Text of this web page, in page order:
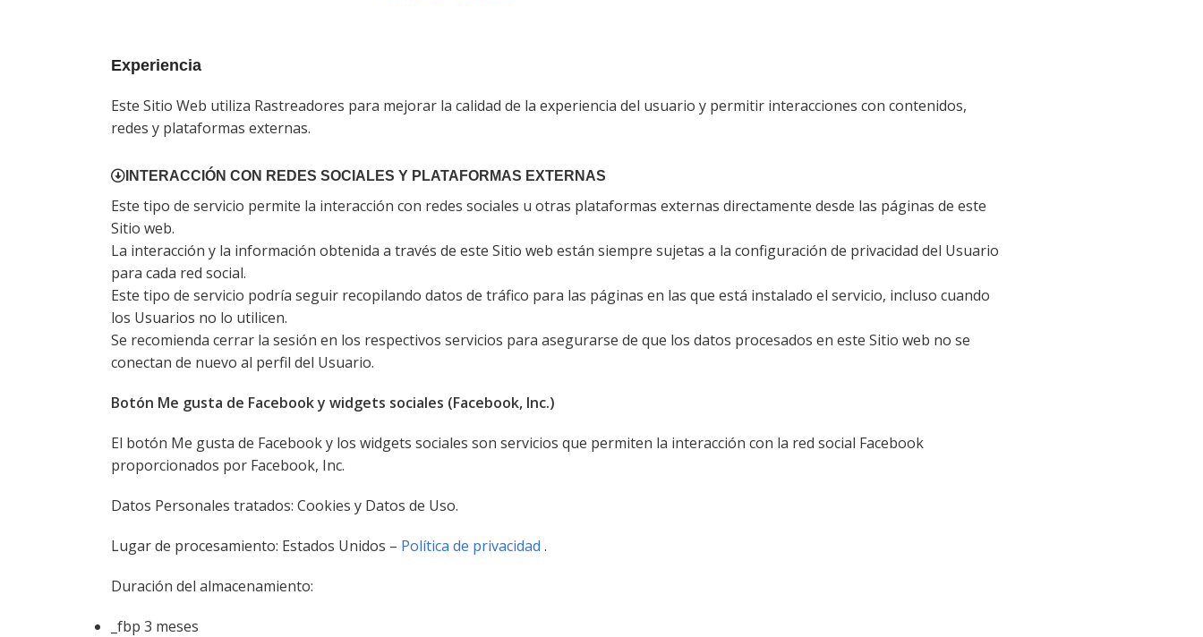
Experiencia
Este Sitio Web utiliza Rastreadores para mejorar la calidad de la experiencia del usuario y permitir interacciones con contenidos,
redes y plataformas externas.
INTERACCIÓN CON REDES SOCIALES Y PLATAFORMAS EXTERNAS
Este tipo de servicio permite la interacción con redes sociales u otras plataformas externas directamente desde las páginas de este
Sitio web.
La interacción y la información obtenida a través de este Sitio web están siempre sujetas a la configuración de privacidad del Usuario
para cada red social.
Este tipo de servicio podría seguir recopilando datos de tráfico para las páginas en las que está instalado el servicio, incluso cuando
los Usuarios no lo utilicen.
Se recomienda cerrar la sesión en los respectivos servicios para asegurarse de que los datos procesados en este Sitio web no se
conectan de nuevo al perfil del Usuario.
Botón Me gusta de Facebook y widgets sociales (Facebook, Inc.)
El botón Me gusta de Facebook y los widgets sociales son servicios que permiten la interacción con la red social Facebook
proporcionados por Facebook, Inc.
Datos Personales tratados: Cookies y Datos de Uso.
Lugar de procesamiento: Estados Unidos – Política de privacidad .
Duración del almacenamiento:
_fbp 3 meses